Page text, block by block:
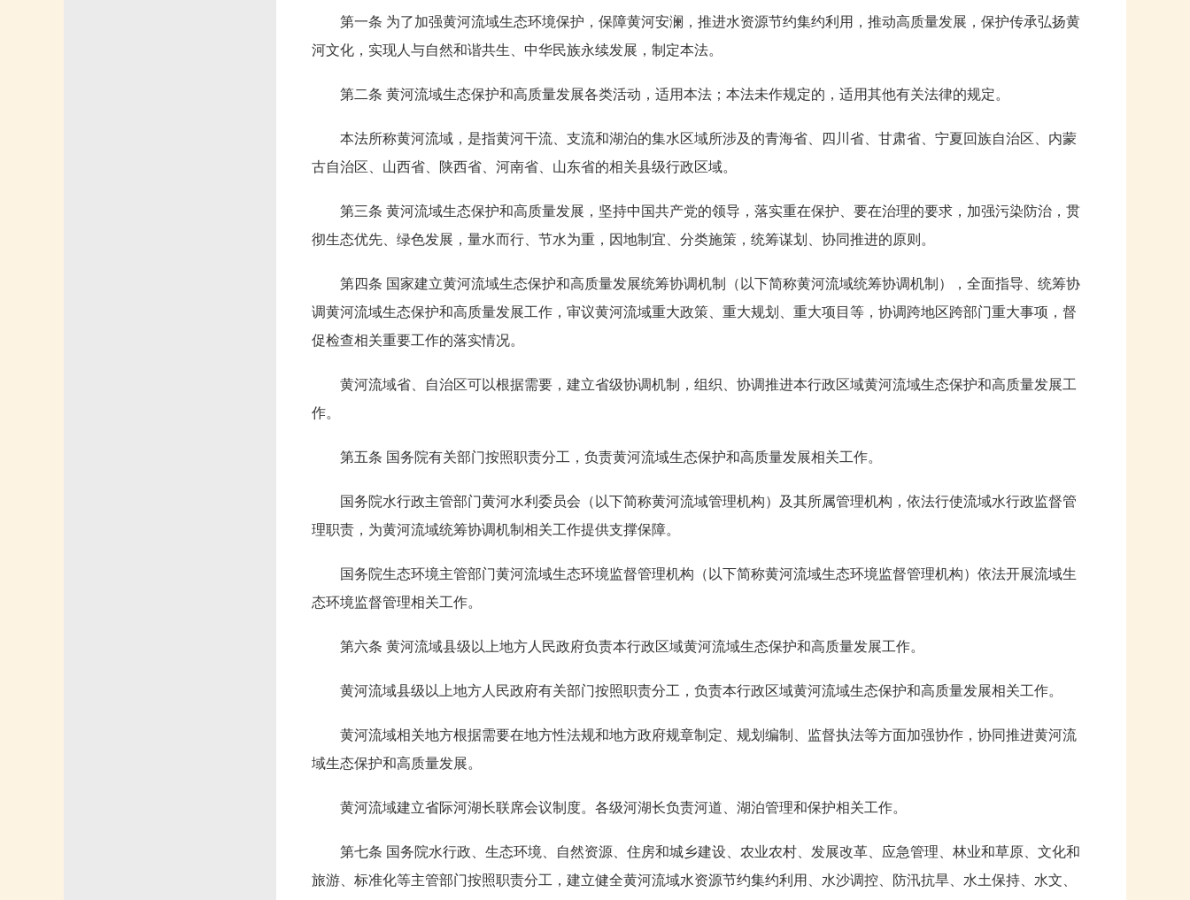
第一条 为了加强黄河流域生态环境保护，保障黄河安澜，推进水资源节约集约利用，推动高质量发展，保护传承弘扬黄
河文化，实现人与自然和谐共生、中华民族永续发展，制定本法。
第二条 黄河流域生态保护和高质量发展各类活动，适用本法；本法未作规定的，适用其他有关法律的规定。
本法所称黄河流域，是指黄河干流、支流和湖泊的集水区域所涉及的青海省、四川省、甘肃省、宁夏回族自治区、内蒙
古自治区、山西省、陕西省、河南省、山东省的相关县级行政区域。
第三条 黄河流域生态保护和高质量发展，坚持中国共产党的领导，落实重在保护、要在治理的要求，加强污染防治，贯
彻生态优先、绿色发展，量水而行、节水为重，因地制宜、分类施策，统筹谋划、协同推进的原则。
第四条 国家建立黄河流域生态保护和高质量发展统筹协调机制（以下简称黄河流域统筹协调机制），全面指导、统筹协
调黄河流域生态保护和高质量发展工作，审议黄河流域重大政策、重大规划、重大项目等，协调跨地区跨部门重大事项，督
促检查相关重要工作的落实情况。
黄河流域省、自治区可以根据需要，建立省级协调机制，组织、协调推进本行政区域黄河流域生态保护和高质量发展工
作。
第五条 国务院有关部门按照职责分工，负责黄河流域生态保护和高质量发展相关工作。
国务院水行政主管部门黄河水利委员会（以下简称黄河流域管理机构）及其所属管理机构，依法行使流域水行政监督管
理职责，为黄河流域统筹协调机制相关工作提供支撑保障。
国务院生态环境主管部门黄河流域生态环境监督管理机构（以下简称黄河流域生态环境监督管理机构）依法开展流域生
态环境监督管理相关工作。
第六条 黄河流域县级以上地方人民政府负责本行政区域黄河流域生态保护和高质量发展工作。
黄河流域县级以上地方人民政府有关部门按照职责分工，负责本行政区域黄河流域生态保护和高质量发展相关工作。
黄河流域相关地方根据需要在地方性法规和地方政府规章制定、规划编制、监督执法等方面加强协作，协同推进黄河流
域生态保护和高质量发展。
黄河流域建立省际河湖长联席会议制度。各级河湖长负责河道、湖泊管理和保护相关工作。
第七条 国务院水行政、生态环境、自然资源、住房和城乡建设、农业农村、发展改革、应急管理、林业和草原、文化和
旅游、标准化等主管部门按照职责分工，建立健全黄河流域水资源节约集约利用、水沙调控、防汛抗旱、水土保持、水文、